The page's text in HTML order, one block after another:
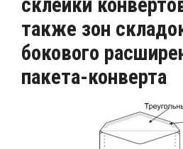
склейки
также зон
бокового
пакета-конверта